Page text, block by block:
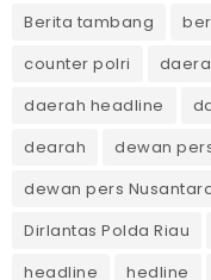
Berita tambang
counter polri
daera
daerah headline
dearah
dewan
dewan pers
Dirlantas Polda Riau
headline
hedline